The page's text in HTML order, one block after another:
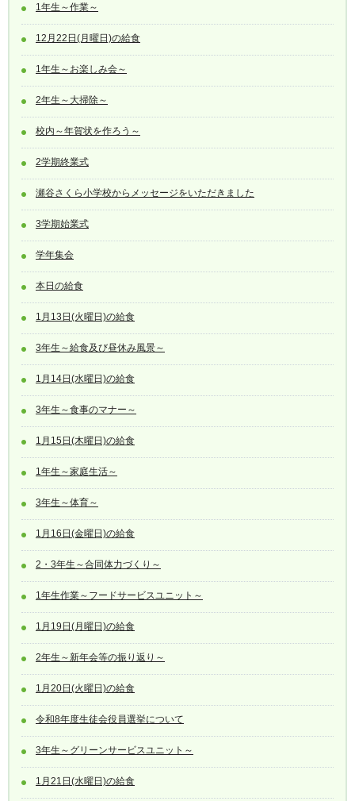
1年生～作業～
12月22日(月曜日)の給食
1年生～お楽しみ会～
2年生～大掃除～
校内～年賀状を作ろう～
2学期終業式
瀬谷さくら小学校からメッセージをいただきました
3学期始業式
学年集会
本日の給食
1月13日(火曜日)の給食
3年生～給食及び昼休み風景～
1月14日(水曜日)の給食
3年生～食事のマナー～
1月15日(木曜日)の給食
1年生～家庭生活～
3年生～体育～
1月16日(金曜日)の給食
2・3年生～合同体力づくり～
1年生作業～フードサービスユニット～
1月19日(月曜日)の給食
2年生～新年会等の振り返り～
1月20日(火曜日)の給食
令和8年度生徒会役員選挙について
3年生～グリーンサービスユニット～
1月21日(水曜日)の給食